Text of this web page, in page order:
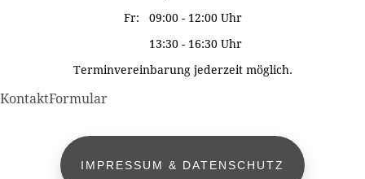
Fr: 09:00 - 12:00 Uhr
13:30 - 16:30 Uhr
Terminvereinbarung jederzeit möglich.
KontaktFormular
IMPRESSUM & DATENSCHUTZ